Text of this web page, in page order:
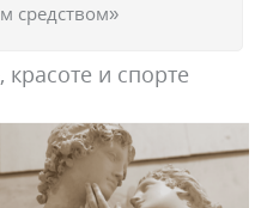
средством»
и спорте